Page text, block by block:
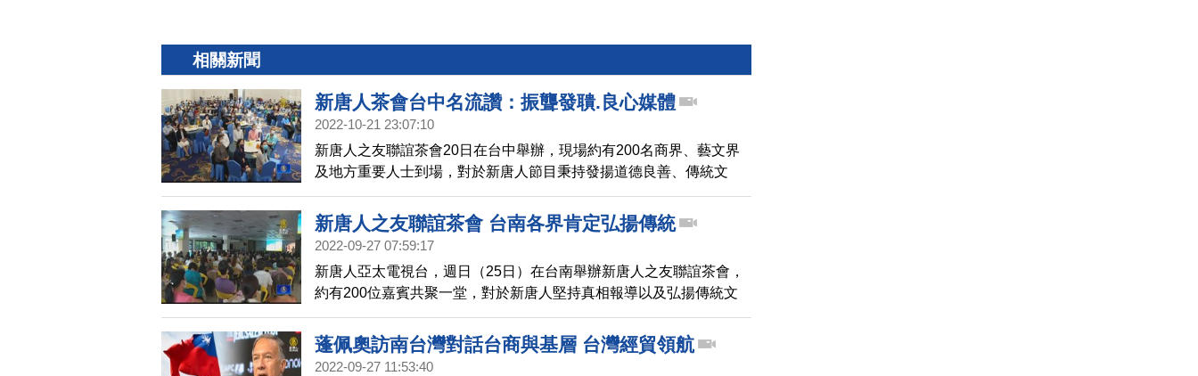
相關新聞
新唐人茶會台中名流讚：振聾發聵.良心媒體
2022-10-21 23:07:10
新唐人之友聯誼茶會20日在台中舉辦，現場約有200名商界、藝文界
及地方重要人士到場，對於新唐人節目秉持發揚道德良善、傳統文
化，秉持真相報導，貴賓讚賞，在當今社會具有振聾發聵的精神。
新唐人之友聯誼茶會 台南各界肯定弘揚傳統
2022-09-27 07:59:17
新唐人亞太電視台，週日（25日）在台南舉辦新唐人之友聯誼茶會，
約有200位嘉賓共聚一堂，對於新唐人堅持真相報導以及弘揚傳統文
化，許多與會人士都表示肯定和支持。
蓬佩奧訪南台灣對話台商與基層 台灣經貿領航
2022-09-27 11:53:40